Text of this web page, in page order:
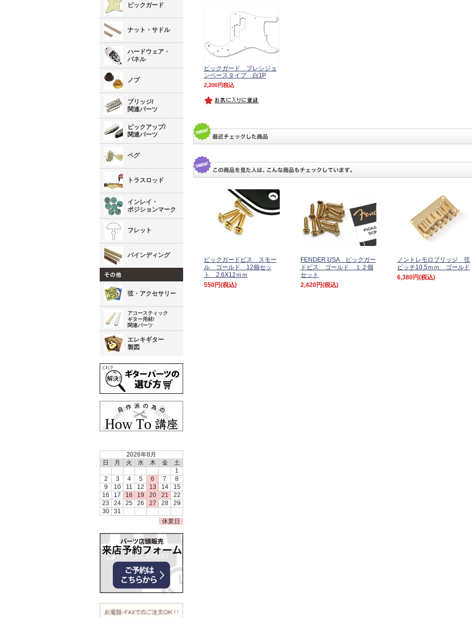
ピックガード
ナット・サドル
ハードウェア・
パネル
ノブ
ブリッジ/
関連パーツ
ピックアップ/
関連パーツ
ペグ
トラスロッド
インレイ・
ポジションマーク
フレット
バインディング
弦・アクセサリー
アコースティック
ギター用材/
関連パーツ
エレキギター
製図
2026年8月
日
月 火 水 木 金
土
1
2
3 4 5 6 7
8
9
10 11 12 13 14
15
16
17 18 19 20 21
22
23
24 25 26 27 28
29
30
31
休業日
ピックガード プレシジョ
ンベースタイプ 白1P
2,200 税込
ピックガードビス スモー
ル ゴールド 12個セッ
ト 2.6X12ｍｍ
550円(税込)
FENDER USA ピックガー
ドビス ゴールド １２個
セット
2,420円(税込)
ノントレモロブリッジ 弦
ピッチ10.5ｍｍ ゴールド
6,380円(税込)